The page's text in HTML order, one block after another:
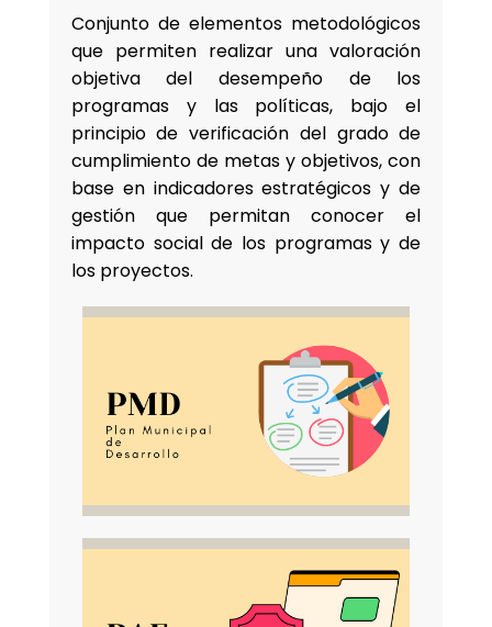
Conjunto de elementos metodológicos
que permiten realizar una valoración
objetiva del desempeño de los
programas y las políticas, bajo el
principio de verificación del grado de
cumplimiento de metas y objetivos, con
base en indicadores estratégicos y de
gestión que permitan conocer el
impacto social de los programas y de
los proyectos.
Solidaridad:
Trabajar juntos para
transformar a Atlixco.
Servicio:Emprender todos los
encargos con vocación y entusiasmo.
Justicia Social:Honrar en todo
momento el compromiso con la
ciudadanía y con los que más lo
Participa activamente en la
consecución de un mejor entorno
identificación de problemas públicos y
Desde la observancia de la ley, ayuda